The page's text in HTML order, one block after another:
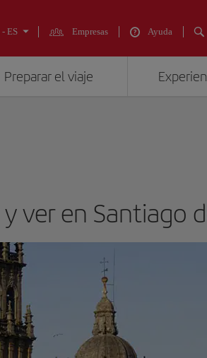
ES Empresas Ayuda
Preparar el viaje
ver en Santiago